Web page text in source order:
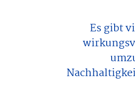
Es gibt